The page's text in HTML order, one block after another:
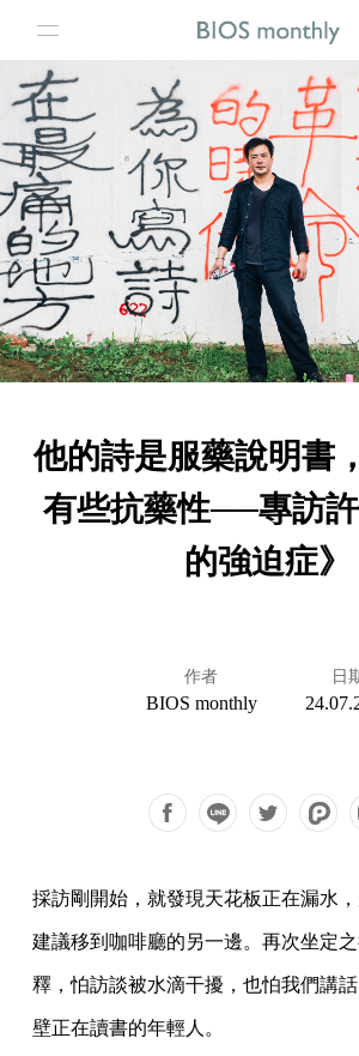
他的詩是服藥說明書
有些抗藥性──專訪
的強迫症》
作者
BIOS monthly
日
採訪剛開始，就發現天花板正在漏水
建議移到咖啡廳的另一邊。再次坐定
釋，怕訪談被水滴干擾，也怕我們講
壁正在讀書的年輕人。